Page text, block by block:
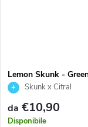
Lemon Skunk -
SeedSkunk x Citral
da €10,90
Disponibile